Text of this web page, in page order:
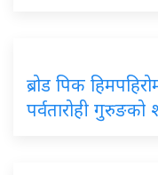
ब्रोड पिक
पर्वतारोही गुरुङको